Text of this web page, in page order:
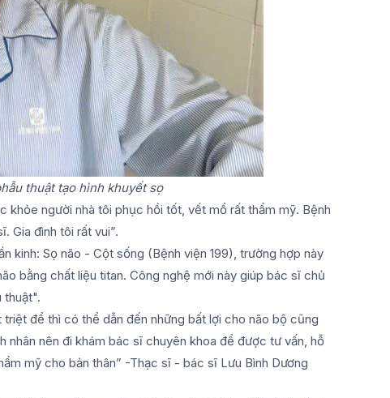
thuật tạo hình khuyết sọ
khỏe người nhà tôi phục hồi tốt, vết mổ rất thẩm mỹ. Bệnh
Gia đình tôi rất vui”.
kinh: Sọ não - Cột sống (Bệnh viện 199), trường hợp này
bằng chất liệu titan. Công nghệ mới này giúp bác sĩ chủ
thuật".
để thì có thể dẫn đến những bất lợi cho não bộ cũng
nhân nên đi khám bác sĩ chuyên khoa để được tư vấn, hỗ
mỹ cho bản thân” -Thạc sĩ - bác sĩ Lưu Bình Dương